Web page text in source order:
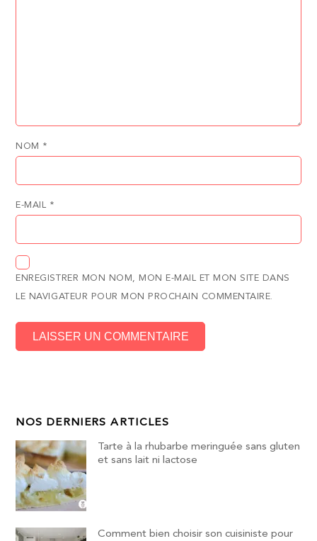
NOM *
E-MAIL *
ENREGISTRER MON NOM, MON E-MAIL ET MON SITE DANS
LE NAVIGATEUR POUR MON PROCHAIN COMMENTAIRE.
NOS DERNIERS ARTICLES
Tarte à la rhubarbe meringuée sans gluten
et sans lait ni lactose
Comment bien choisir son cuisiniste pour